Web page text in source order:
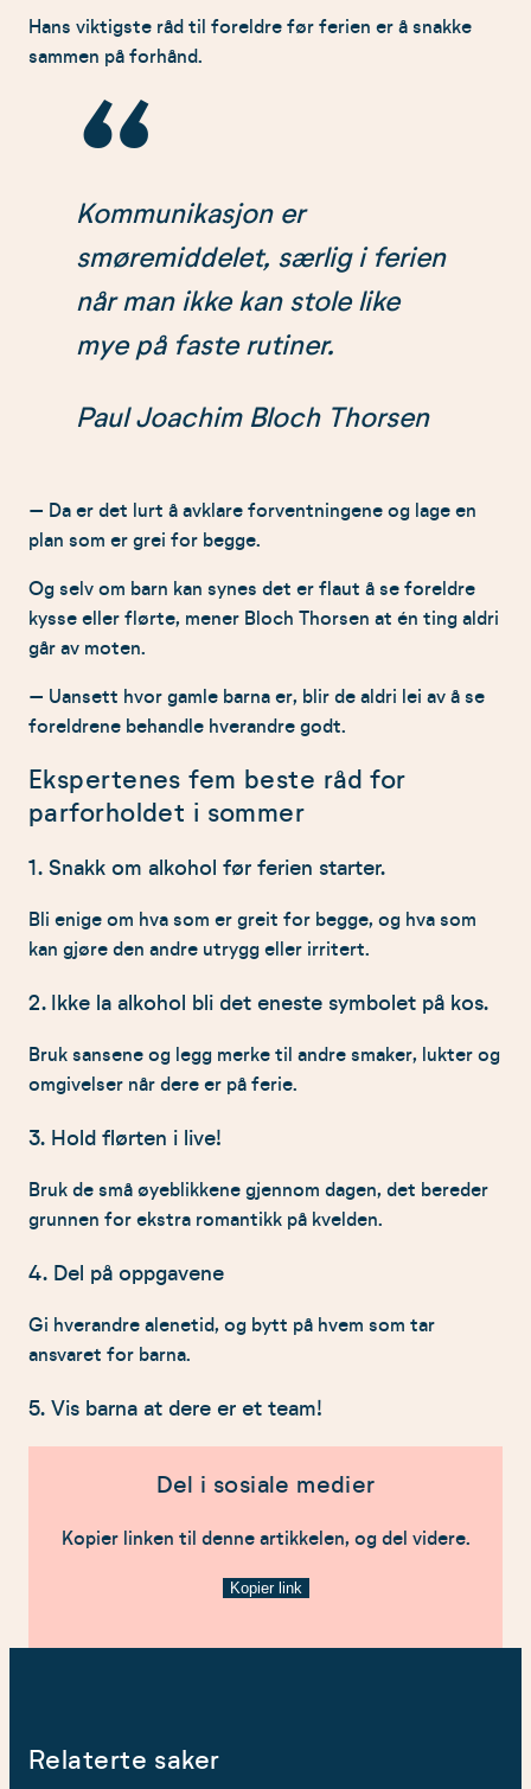
Hans viktigste råd til foreldre før ferien er å snakke
sammen på forhånd.
Kommunikasjon er
smøremiddelet, særlig i ferien
når man ikke kan stole like
mye på faste rutiner.
Paul Joachim Bloch Thorsen
– Da er det lurt å avklare forventningene og lage en
plan som er grei for begge.
Og selv om barn kan synes det er flaut å se foreldre
kysse eller flørte, mener Bloch Thorsen at én ting aldri
går av moten.
– Uansett hvor gamle barna er, blir de aldri lei av å se
foreldrene behandle hverandre godt.
Ekspertenes fem beste råd for
parforholdet i sommer
1. Snakk om alkohol før ferien starter.
Bli enige om hva som er greit for begge, og hva som
kan gjøre den andre utrygg eller irritert.
2. Ikke la alkohol bli det eneste symbolet på kos.
Bruk sansene og legg merke til andre smaker, lukter og
omgivelser når dere er på ferie.
3. Hold flørten i live!
Bruk de små øyeblikkene gjennom dagen, det bereder
grunnen for ekstra romantikk på kvelden.
4. Del på oppgavene
Gi hverandre alenetid, og bytt på hvem som tar
ansvaret for barna.
5. Vis barna at dere er et team!
Del i sosiale medier
Kopier linken til denne artikkelen, og del videre.
Kopier link
Relaterte saker